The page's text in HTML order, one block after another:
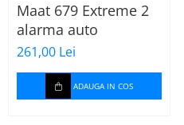
Maat 679 Extreme 2
alarma auto
261,00 Lei
ADAUGA IN COS